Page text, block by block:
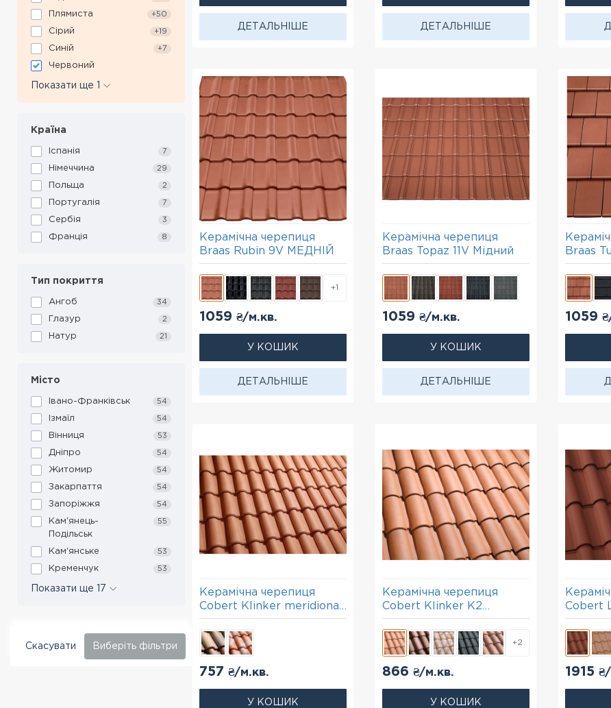
Плямиста +50
Сірий +19
Синій +7
Червоний
Показати ще 1
Країна
Іспанія 7
Німеччина 29
Польща 2
Португалія 7
Сербія 3
Франція 8
Тип покриття
Ангоб 34
Глазур 2
Натур 21
Місто
Івано-Франківськ 54
Ізмаїл 54
Вінниця 53
Дніпро 54
Житомир 54
Закарпаття 54
Запоріжжя 54
Кам'янець-
Подільськ
55
Кам'янське 53
Кременчук 53
Показати ще 17
Скасувати Виберіть фільтри
ДЕТАЛЬНІШЕ ДЕТАЛЬНІШЕ
+1
Керамічна черепиця
Braas Rubin 9V МЕДНІЙ
1059 ₴/м.кв.
У КОШИК
ДЕТАЛЬНІШЕ
Керамічна черепиця
Braas Topaz 11V Мідний
1059₴/м.кв.
У КОШИК
ДЕТАЛЬНІШЕ
Braas
1059
Керамічна черепиця
Cobert Klinker meridional
червоний
757 ₴/м.кв.
У КОШИК
+2
Керамічна черепиця
Cobert Klinker К2
червоний
866₴/м.кв.
У КОШИК
Cobert
мідний
1915